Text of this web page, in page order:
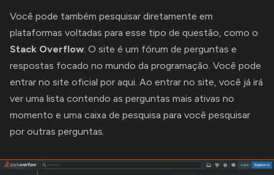
Você pode também pesquisar diretamente em
plataformas voltadas para esse tipo de questão, como o
Stack Overflow. O site é um fórum de perguntas e
respostas focado no mundo da programação. Você pode
entrar no site oficial por aqui. Ao entrar no site, você já irá
ver uma lista contendo as perguntas mais ativas no
momento e uma caixa de pesquisa para você pesquisar
por outras perguntas.